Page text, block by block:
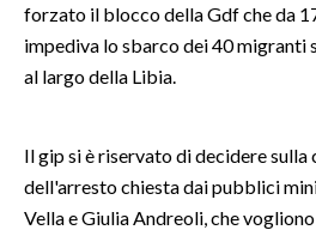
SALUTE
SARDEGNA TURISMO
NOTIZIE
EVENTI
forzato il blocco della Gdf che da
impediva lo sbarco dei 40 migranti
al largo della Libia.
Il gip si è riservato di decidere sulla
dell'arresto chiesta dai pubblici
Vella e Giulia Andreoli, che